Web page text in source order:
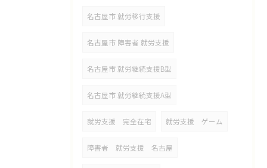
名古屋市 就労移行支援
名古屋市 障害者 就労支援
名古屋市 就労継続支援B型
名古屋市 就労継続支援A型
就労支援 完全在宅 就労支援 ゲーム
障害者 就労支援 名古屋